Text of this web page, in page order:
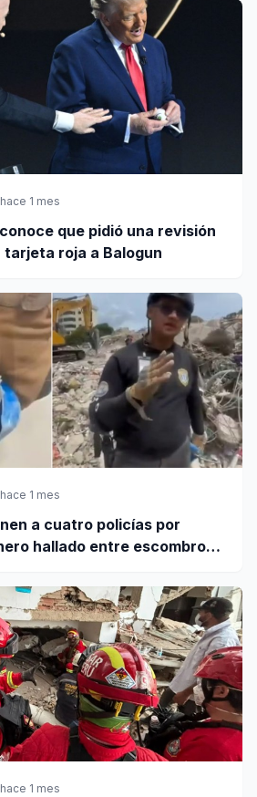
hace 1 mes
que pidió una revisión
roja a Balogun
hace 1 mes
a cuatro policías por
hallado entre escombros
hace 1 mes